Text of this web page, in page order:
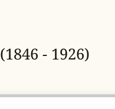
(1846 - 1926)